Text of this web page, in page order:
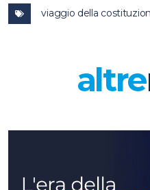
viaggio della
altre